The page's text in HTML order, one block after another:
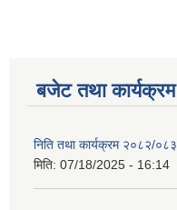
बजेट तथा कार्यक्रम
निति तथा कार्यक्रम २०८२/०८३
मिति: 07/18/2025 - 16:14